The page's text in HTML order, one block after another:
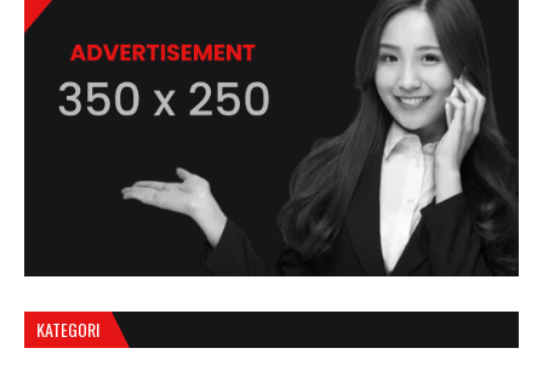
KATEGORI